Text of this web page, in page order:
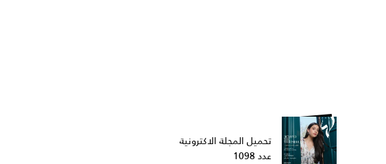
تحميل المجلة الاكترونية
عدد 1098